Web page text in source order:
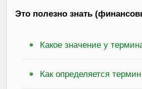
Это полезно знать
Какое значение у
Как определяется